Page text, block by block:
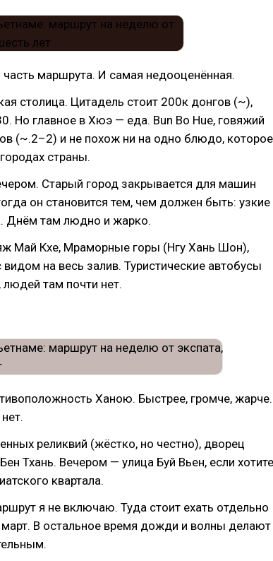
маршрута. И самая недооценённая.
столица. Цитадель стоит 200к донгов (~),
Но главное в Хюэ — еда. Bun Bo Hue, говяжий
(~.2–2) и не похож ни на одно блюдо, которое
страны.
Старый город закрывается для машин
он становится тем, чем должен быть: узкие
Днём там людно и жарко.
Май Кхе, Мраморные горы (Нгу Хань Шон),
на весь залив. Туристические автобусы
людей там почти нет.
Ханою. Быстрее, громче, жарче.
реликвий (жёстко, но честно), дворец
Тхань. Вечером — улица Буй Вьен, если хотите
квартала.
я не включаю. Туда стоит ехать отдельно
В остальное время дожди и волны делают